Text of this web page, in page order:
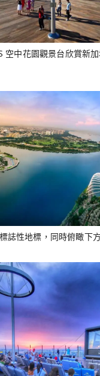
空中花園觀景台欣賞新
誌性地標，同時俯瞰下